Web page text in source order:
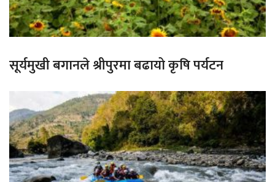
सूर्यमुखी बगानले श्रीपुरमा बढायो कृषि पर्यटन